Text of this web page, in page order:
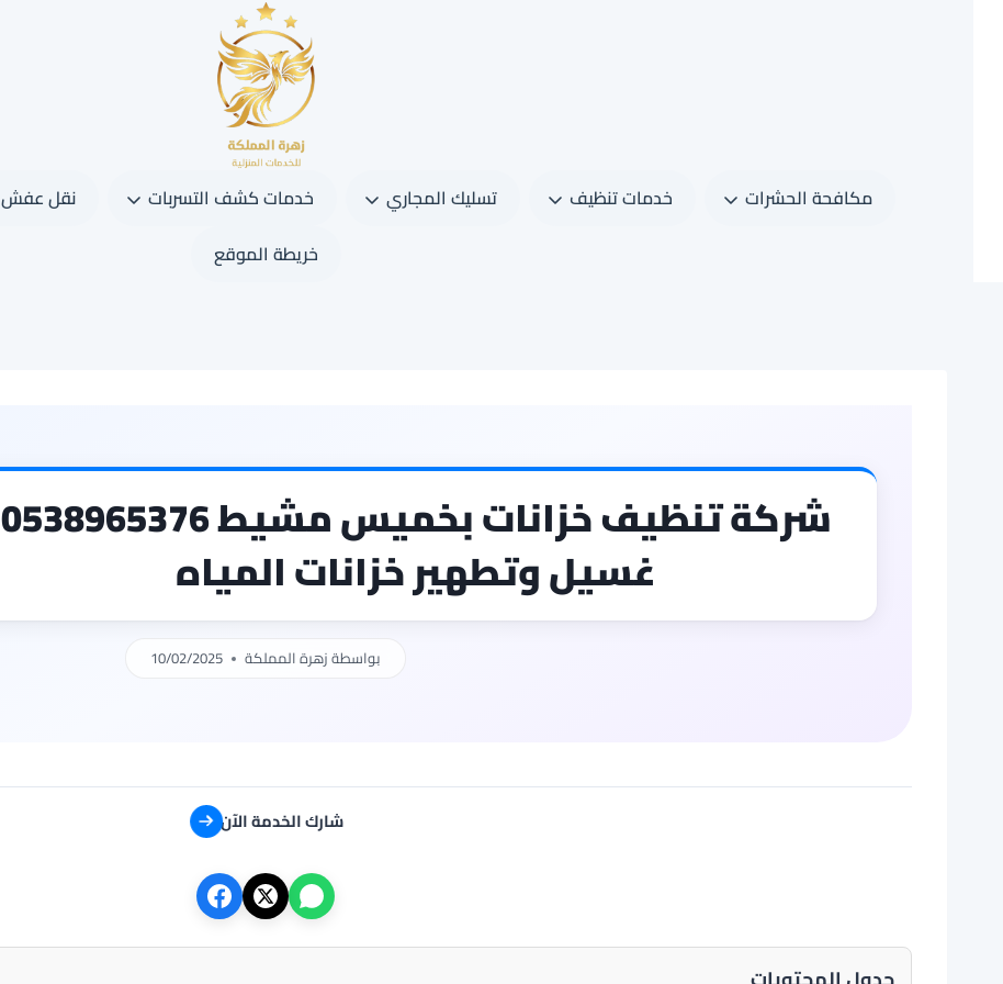
مكافحة الحشرات خدمات تنظيف تسليك المجاري خدمات كشف التسربات نقل عفش
خريطة الموقع
شركة تنظيف خزانات بخميس مشيط 0538965376
غسيل وتطهير خزانات المياه
بواسطةزهرة المملكة 10/02/2025
شارك الخدمة الآن